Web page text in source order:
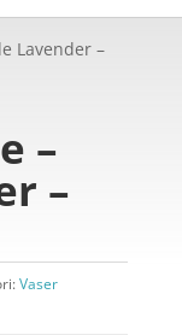
Lavender –
–
–
Vaser